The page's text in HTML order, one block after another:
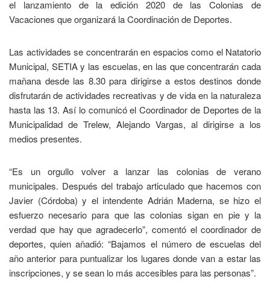
el lanzamiento de la edición 2020 de las Colonias de
Vacaciones que organizará la Coordinación de Deportes.
Las actividades se concentrarán en espacios como el Natatorio
Municipal, SETIA y las escuelas, en las que concentrarán cada
mañana desde las 8.30 para dirigirse a estos destinos donde
disfrutarán de actividades recreativas y de vida en la naturaleza
hasta las 13. Así lo comunicó el Coordinador de Deportes de la
Municipalidad de Trelew, Alejando Vargas, al dirigirse a los
medios presentes.
“Es un orgullo volver a lanzar las colonias de verano
municipales. Después del trabajo articulado que hacemos con
Javier (Córdoba) y el intendente Adrián Maderna, se hizo el
esfuerzo necesario para que las colonias sigan en pie y la
verdad que hay que agradecerlo”, comentó el coordinador de
deportes, quien añadió: “Bajamos el número de escuelas del
año anterior para puntualizar los lugares donde van a estar las
inscripciones, y se sean lo más accesibles para las personas”.